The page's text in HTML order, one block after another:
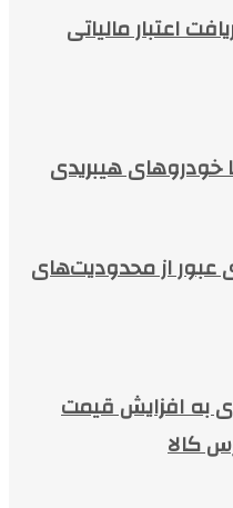
اعتبار مالیاتی
هیبریدی
عبور از محدودیت‌های
به افزایش قیمت
کالا